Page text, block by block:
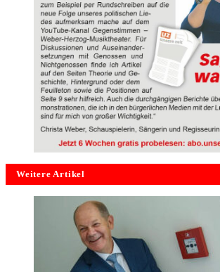
Weitere Artikel